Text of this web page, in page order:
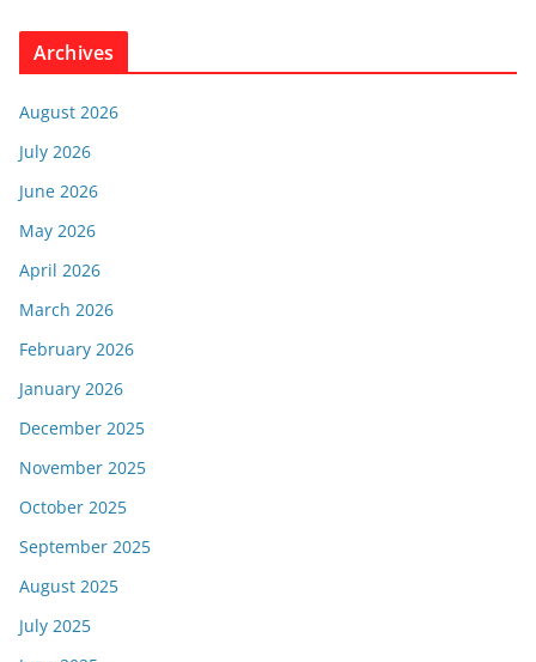
Archives
August 2026
July 2026
June 2026
May 2026
April 2026
March 2026
February 2026
January 2026
December 2025
November 2025
October 2025
September 2025
August 2025
July 2025